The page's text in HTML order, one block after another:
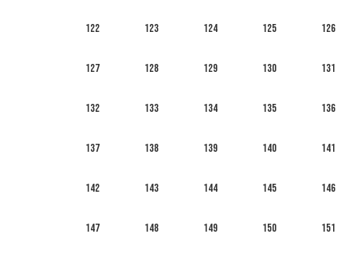
122 123 124 125 126
127 128 129 130 131
132 133 134 135 136
137 138 139 140 141
142 143 144 145 146
147 148 149 150 151